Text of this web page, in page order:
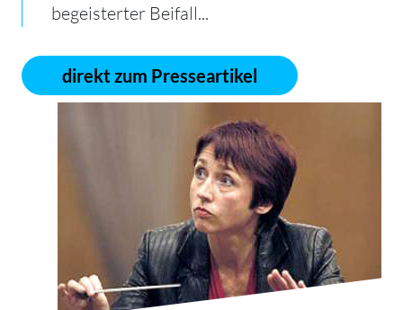
begeisterter Beifall...
direkt zum Presseartikel